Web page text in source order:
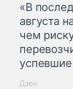
«В
августа
чем
Дзен